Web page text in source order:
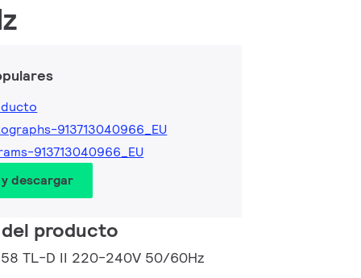
913713040966_EU
913713040966_EU
descargar
producto
TL-D II 220-240V 50/60Hz